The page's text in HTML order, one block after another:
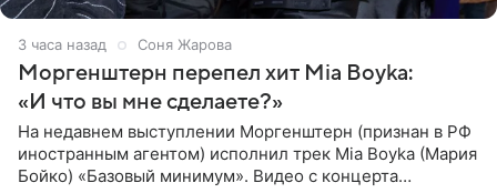
3 часа назад Соня Жарова
Моргенштерн перепел хит Mia Boyka:
«И что вы мне сделаете?»
На недавнем выступлении Моргенштерн (признан в РФ
иностранным агентом) исполнил трек Mia Boyka (Мария
Бойко) «Базовый минимум». Видео с концерта